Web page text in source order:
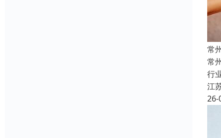
常
常
行
江
26-